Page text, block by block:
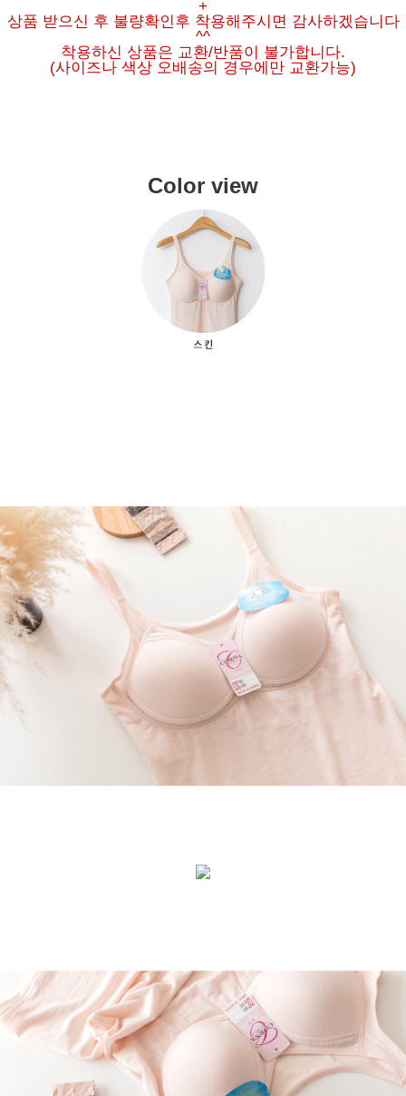
+
상품 받으신 후 불량확인후 착용해주시면 감사하겠습니다
^^
착용하신 상품은 교환/반품이 불가합니다.
(사이즈나 색상 오배송의 경우에만 교환가능)
Color view